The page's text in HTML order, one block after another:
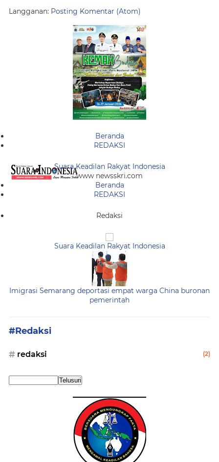
Langganan: Posting Komentar (Atom)
Beranda
REDAKSI
Suara Keadilan Rakyat Indonesia
www newsskri.com
Beranda
REDAKSI
Redaksi
Suara Keadilan Rakyat Indonesia
Imigrasi Semarang deportasi empat warga China buronan
pemerintah
#Redaksi
redaksi (2)